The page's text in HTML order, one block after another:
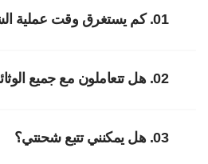
01. كم يستغرق وقت عملية الشحن؟
02. هل تتعاملون مع جميع الوثائق الجمركية؟
03. هل يمكنني تتبع شحنتي؟